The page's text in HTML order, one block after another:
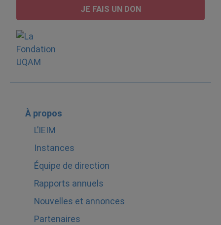
JE FAIS UN DON
À propos
L’IEIM
Instances
Équipe de direction
Rapports annuels
Nouvelles et annonces
Partenaires